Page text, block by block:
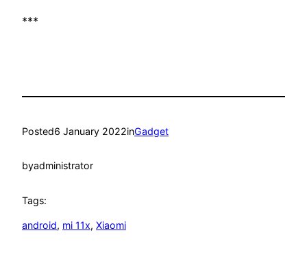
***
Posted6 January 2022inGadget
byadministrator
Tags:
android, mi 11x, Xiaomi